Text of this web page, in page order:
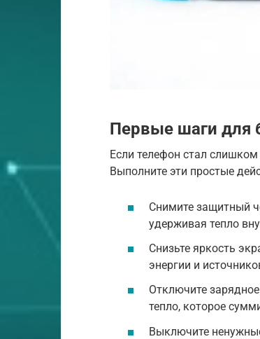
Первые шаги для
Если телефон стал
Выполните эти простые
Снимите защитный
удерживая тепло
Снизьте яркость
энергии и
Отключите
тепло, которое
Выключите